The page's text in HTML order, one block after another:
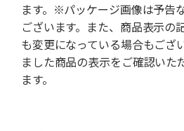
ます。※パッケージ画像は予告
ございます。また、商品表示の
も変更になっている場合もござ
ました商品の表示をご確認いた
ます。